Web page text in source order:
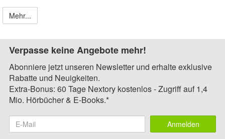
Mehr...
Verpasse keine Angebote mehr!
Abonniere jetzt unseren Newsletter und erhalte exklusive
Rabatte und Neuigkeiten.
Extra-Bonus: 60 Tage Nextory kostenlos - Zugriff auf 1,4
Mio. Hörbücher & E-Books.*
Anmelden